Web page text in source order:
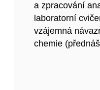
a zpracování
laboratorní
vzájemná
chemie